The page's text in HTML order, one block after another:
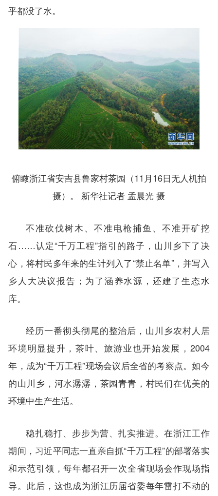
乎都没了水。
俯瞰浙江省安吉县鲁家村茶园（11月16日无人机拍
摄）。 新华社记者 孟晨光 摄
不准砍伐树木、不准电枪捕鱼、不准开矿挖
石……认定“千万工程”指引的路子，山川乡下了决
心，将村民多年来的生计列入了“禁止名单”，并写入
乡人大决议报告；为了涵养水源，还建了生态水
库。
经历一番彻头彻尾的整治后，山川乡农村人居
环境明显提升，茶叶、旅游业也开始发展，2004
年，成为“千万工程”现场会议后全省的考察点。如今
的山川乡，河水潺潺，茶园青青，村民们在优美的
环境中生产生活。
稳扎稳打、步步为营、扎实推进。在浙江工作
期间，习近平同志一直亲自抓“千万工程”的部署落实
和示范引领，每年都召开一次全省现场会作现场指
导。此后，这也成为浙江历届省委每年雷打不动的